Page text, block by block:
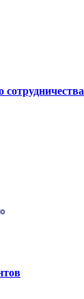
сотрудничества